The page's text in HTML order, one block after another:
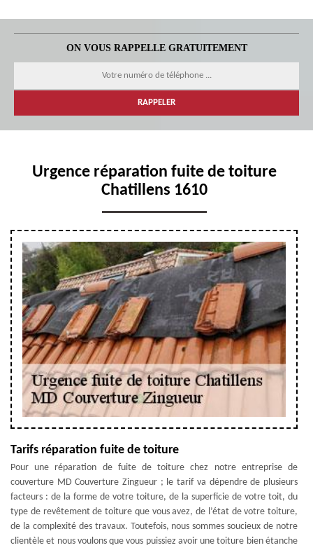
ON VOUS RAPPELLE GRATUITEMENT
Urgence réparation fuite de toiture
Chatillens 1610
Tarifs réparation fuite de toiture
Pour une réparation de fuite de toiture chez notre entreprise de
couverture MD Couverture Zingueur ; le tarif va dépendre de plusieurs
facteurs : de la forme de votre toiture, de la superficie de votre toit, du
type de revêtement de toiture que vous avez, de l’état de votre toiture,
de la complexité des travaux. Toutefois, nous sommes soucieux de notre
clientèle et nous voulons que vous puissiez avoir une toiture bien étanche